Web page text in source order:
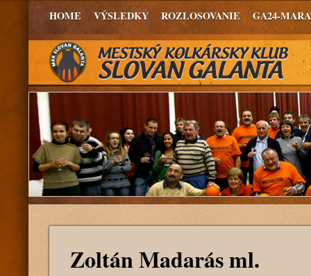
HOME VÝSLEDKY ROZLOSOVANIE GA24-
Zoltán Madarás ml.